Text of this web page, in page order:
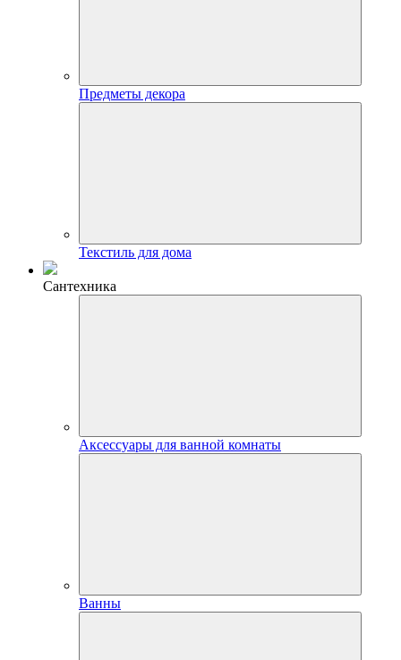
Предметы декора
Текстиль для дома
Сантехника
Аксессуары для ванной комнаты
Ванны